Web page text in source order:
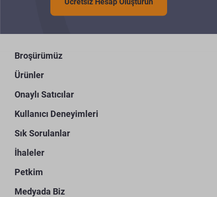
Broşürümüz
Ürünler
Onaylı Satıcılar
Kullanıcı Deneyimleri
Sık Sorulanlar
İhaleler
Petkim
Medyada Biz